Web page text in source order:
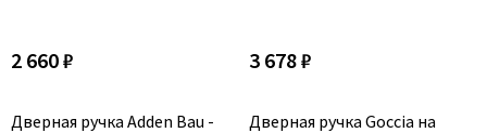
2 660 ₽
Дверная ручка Adden Bau -
3 678 ₽
Дверная ручка Goccia на